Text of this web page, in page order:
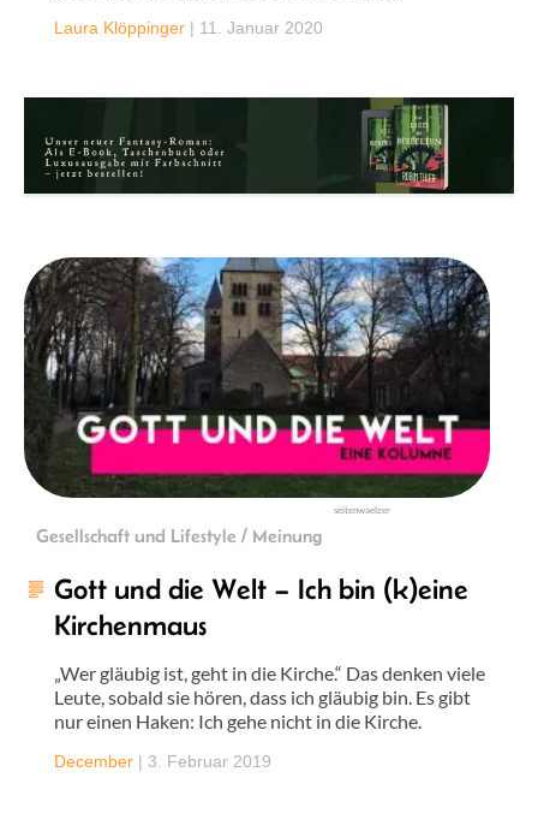
Laura Klöppinger | 11. Januar 2020
seitenwaelzer
Gesellschaft und Lifestyle / Meinung
Gott und die Welt – Ich bin (k)eine
Kirchenmaus
„Wer gläubig ist, geht in die Kirche.“ Das denken viele
Leute, sobald sie hören, dass ich gläubig bin. Es gibt
nur einen Haken: Ich gehe nicht in die Kirche.
December | 3. Februar 2019